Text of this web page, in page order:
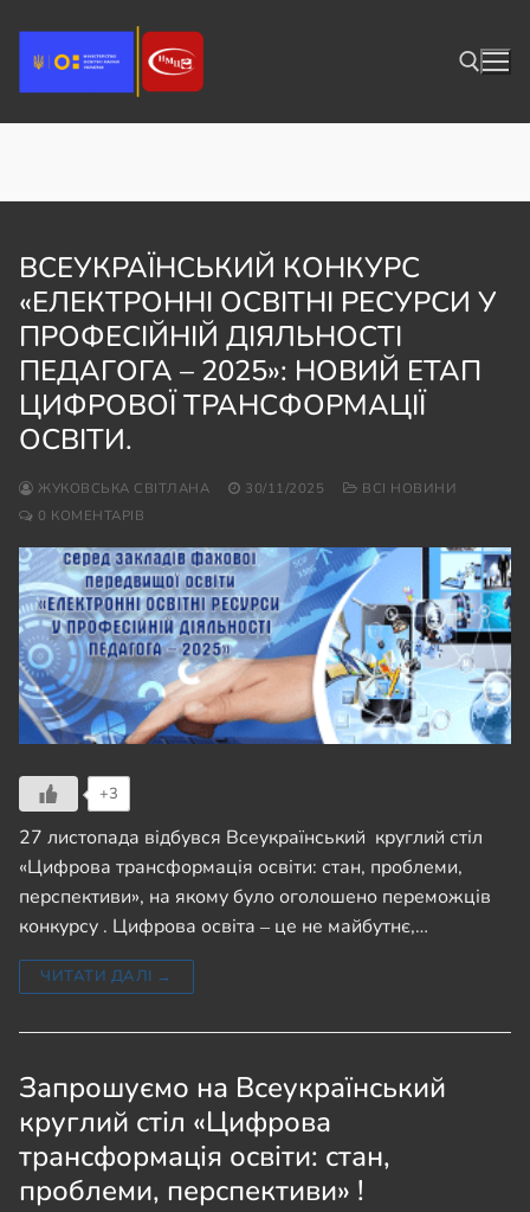
вмісту
ВСЕУКРАЇНСЬКИЙ КОНКУРС
«ЕЛЕКТРОННІ ОСВІТНІ РЕСУРСИ У
ПРОФЕСІЙНІЙ ДІЯЛЬНОСТІ
ПЕДАГОГА – 2025»: НОВИЙ ЕТАП
ЦИФРОВОЇ ТРАНСФОРМАЦІЇ
ОСВІТИ.
ЖУКОВСЬКА СВІТЛАНА 30/11/2025
ВСІ НОВИНИ
0 КОМЕНТАРІВ
+3
27 листопада відбувся Всеукраїнський круглий стіл
«Цифрова трансформація освіти: стан, проблеми,
перспективи», на якому було оголошено переможців
конкурсу . Цифрова освіта ‒ це не майбутнє,…
ЧИТАТИ ДАЛІ →
Запрошуємо на Всеукраїнський
круглий стіл «Цифрова
трансформація освіти: стан,
проблеми, перспективи» !